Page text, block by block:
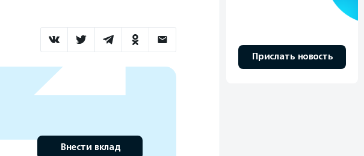
Внести вклад
Прислать новость